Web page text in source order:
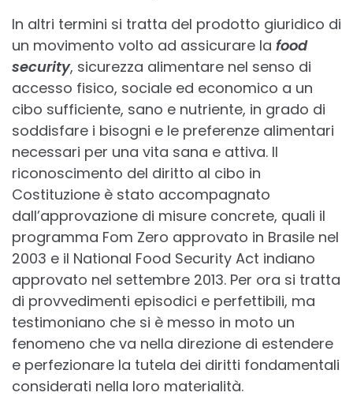
In altri termini si tratta del prodotto giuridico di
un movimento volto ad assicurare la food
security, sicurezza alimentare nel senso di
accesso fisico, sociale ed economico a un
cibo sufficiente, sano e nutriente, in grado di
soddisfare i bisogni e le preferenze alimentari
necessari per una vita sana e attiva. Il
riconoscimento del diritto al cibo in
Costituzione è stato accompagnato
dall’approvazione di misure concrete, quali il
programma Fom Zero approvato in Brasile nel
2003 e il National Food Security Act indiano
approvato nel settembre 2013. Per ora si tratta
di provvedimenti episodici e perfettibili, ma
testimoniano che si è messo in moto un
fenomeno che va nella direzione di estendere
e perfezionare la tutela dei diritti fondamentali
considerati nella loro materialità.